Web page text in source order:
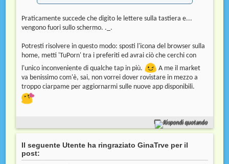
Praticamente succede che digito le lettere sulla tastiera e...
vengono fuori sullo schermo. ._.
Potresti risolvere in questo modo: sposti l'icona del browser sulla
home, metti 'TuPorn' tra i preferiti ed avrai ciò che cerchi con
l'unico inconveniente di qualche tap in più.
A me il market
va benissimo com'è, sai, non vorrei dover rovistare in mezzo a
troppo ciarpame per aggiornarmi sulle nuove app disponibili.
Rispondi quotando
Il seguente Utente ha ringraziato GinaTrve per il
post: